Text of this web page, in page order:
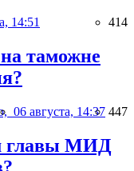
14:51 414
таможне
06 августа, 14:37 447
главы МИД